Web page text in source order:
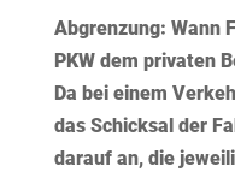
Abgrenzung: Wann
PKW dem privaten
Da bei einem
das Schicksal der
darauf an, die